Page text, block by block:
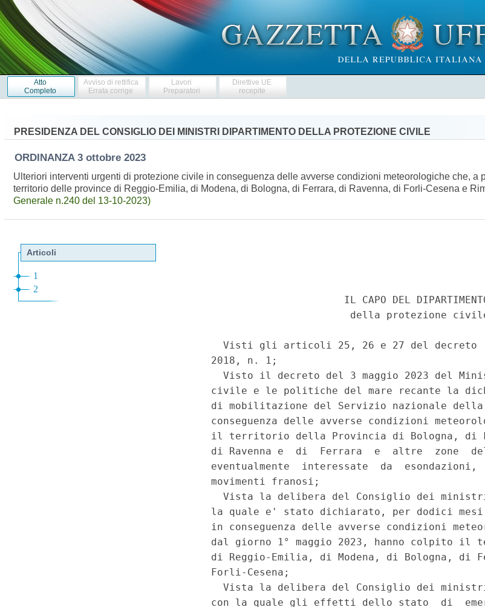
Atto
Completo
Avviso di rettifica
Errata corrige
Lavori
Preparatori
Direttive UE
recepite
PRESIDENZA DEL CONSIGLIO DEI MINISTRI DIPARTIMENTO DELLA PROTEZIONE CIVILE
ORDINANZA 3 ottobre 2023
Ulteriori interventi urgenti di protezione civile in conseguenza delle avverse condizioni meteorologiche che, a
territorio delle province di Reggio-Emilia, di Modena, di Bologna, di Ferrara, di Ravenna, di Forli-Cesena e
Generale n.240 del 13-10-2023)